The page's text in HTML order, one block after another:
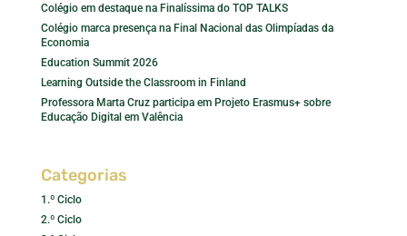
Colégio em destaque na Finalíssima do TOP TALKS
Colégio marca presença na Final Nacional das Olimpíadas da
Economia
Education Summit 2026
Learning Outside the Classroom in Finland
Professora Marta Cruz participa em Projeto Erasmus+ sobre
Educação Digital em Valência
Categorias
1.º Ciclo
2.º Ciclo